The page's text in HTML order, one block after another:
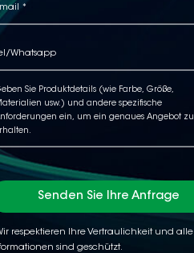
Senden Sie Ihre Anfrage
respektieren Ihre Vertraulichkeit und alle
sind geschützt.